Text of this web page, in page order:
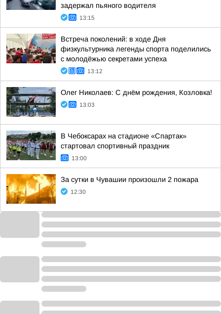
задержал пьяного водителя
13:15
Встреча поколений: в ходе Дня
физкультурника легенды спорта поделились
с молодёжью секретами успеха
13:12
Олег Николаев: С днём рождения, Козловка!
13:03
В Чебоксарах на стадионе «Спартак»
стартовал спортивный праздник
13:00
За сутки в Чувашии произошли 2 пожара
12:30